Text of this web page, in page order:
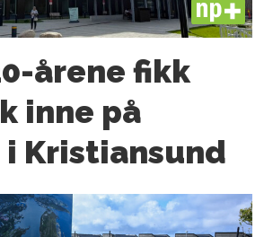
PLUS
årene fikk
inne på
Kristiansund